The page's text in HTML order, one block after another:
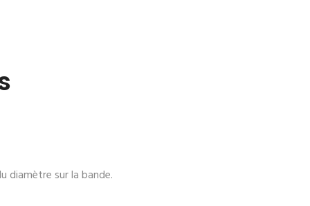
diamètre sur la bande.